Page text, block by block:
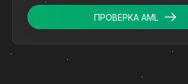
ПРОВЕРКА AML